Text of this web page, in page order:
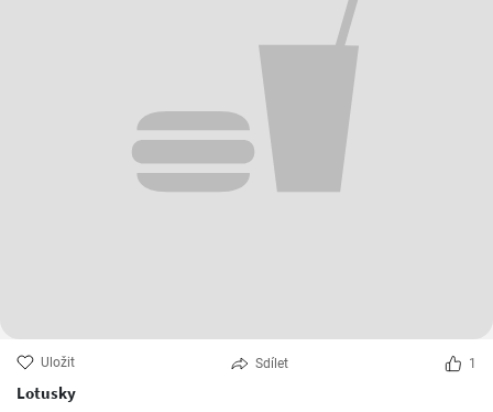
Uložit Sdílet 1
Lotusky